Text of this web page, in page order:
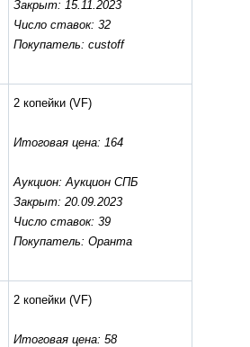
Закрыт: 15.11.2023
Число ставок: 32
Покупатель: custoff
2 копейки (VF)
Итоговая цена: 164
Аукцион: Аукцион СПБ
Закрыт: 20.09.2023
Число ставок: 39
Покупатель: Оранта
2 копейки (VF)
Итоговая цена: 58